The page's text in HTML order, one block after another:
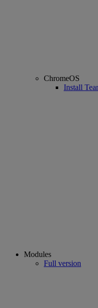
ChromeOS
Install
Modules
Full version